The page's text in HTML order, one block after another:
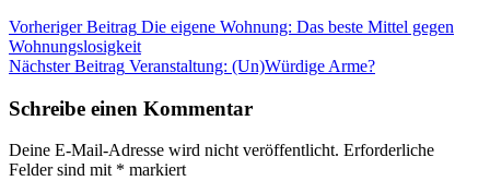
Kategorie:
Blog
Beitragsnavigation
Vorheriger Beitrag Die eigene Wohnung: Das beste Mittel gegen
Wohnungslosigkeit
Nächster Beitrag Veranstaltung: (Un)Würdige Arme?
Schreibe einen Kommentar
Deine E-Mail-Adresse wird nicht veröffentlicht. Erforderliche
Felder sind mit * markiert